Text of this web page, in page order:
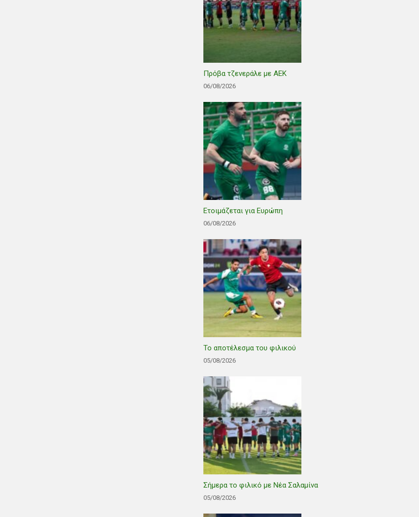
Πρόβα τζενεράλε με ΑΕΚ
06/08/2026
Ετοιμάζεται για Ευρώπη
06/08/2026
Το αποτέλεσμα του φιλικού
05/08/2026
Σήμερα το φιλικό με Νέα Σαλαμίνα
05/08/2026